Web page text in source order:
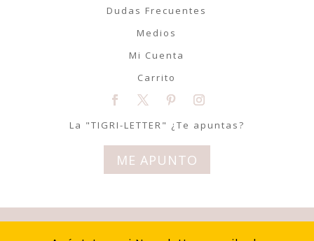
Dudas Frecuentes
Medios
Mi Cuenta
Carrito
La "TIGRI-LETTER" ¿Te apuntas?
ME APUNTO
© Tigriteando 2020 | Todos los